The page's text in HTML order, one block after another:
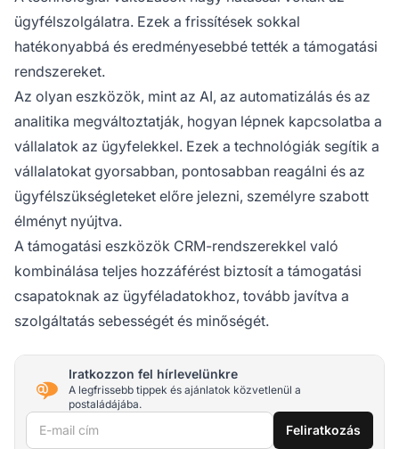
ügyfélszolgálatra. Ezek a frissítések sokkal
hatékonyabbá és eredményesebbé tették a támogatási
rendszereket.
Az olyan eszközök, mint az AI, az automatizálás és az
analitika megváltoztatják, hogyan lépnek kapcsolatba a
vállalatok az ügyfelekkel. Ezek a technológiák segítik a
vállalatokat gyorsabban, pontosabban reagálni és az
ügyfélszükségleteket előre jelezni, személyre szabott
élményt nyújtva.
A támogatási eszközök CRM-rendszerekkel való
kombinálása teljes hozzáférést biztosít a támogatási
csapatoknak az ügyféladatokhoz, tovább javítva a
szolgáltatás sebességét és minőségét.
Iratkozzon fel hírlevelünkre
A legfrissebb tippek és ajánlatok közvetlenül a
postaládájába.
E-mail cím Feliratkozás